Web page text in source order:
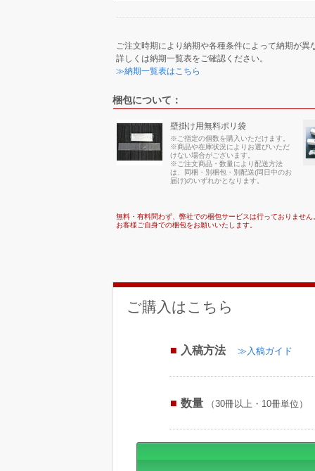
ご注文時期により納期や各種条件によって納期が異
詳しくは納期一覧表をご確認ください。
≫納期一覧表はこちら
梱包について：
壁掛け用無料ポリ袋
※ご指定の個数を購入いただけます。
※商品や在庫状況によりお選びいただ
けない場合がございます。
※ご注文商品・数量により配送方法
は、同梱・別梱包・別配送(同日中のお
届け)のいずれかとなります。
無料・有料問わず、弊社での梱包サービスは行っておりません
お客様ご自身での梱包をお願いいたします。
ご購入はこちら
入稿方法 ≫入稿ガイド
数量 （30冊以上・10冊単位）